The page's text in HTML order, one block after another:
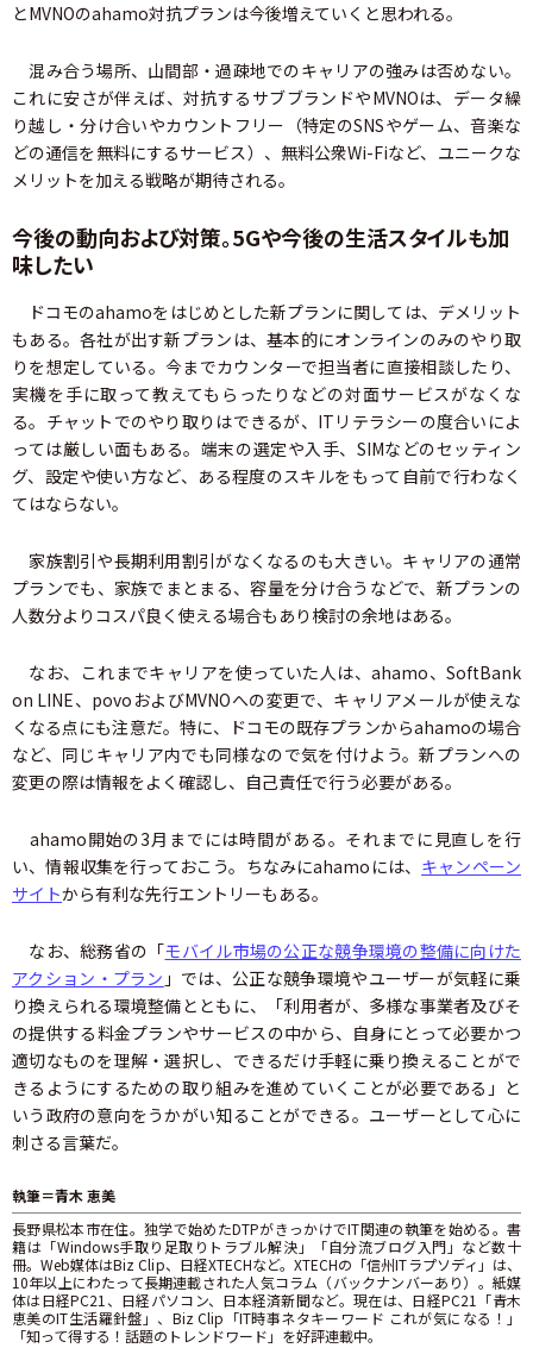
とMVNOのahamo対抗プランは今後増えていくと思われる。
混み合う場所、山間部・過疎地でのキャリアの強みは否めない。
これに安さが伴えば、対抗するサブブランドやMVNOは、データ繰
り越し・分け合いやカウントフリー（特定のSNSやゲーム、音楽な
どの通信を無料にするサービス）、無料公衆Wi-Fiなど、ユニークな
メリットを加える戦略が期待される。
今後の動向および対策。5Gや今後の生活スタイルも加
味したい
ドコモのahamoをはじめとした新プランに関しては、デメリット
もある。各社が出す新プランは、基本的にオンラインのみのやり取
りを想定している。今までカウンターで担当者に直接相談したり、
実機を手に取って教えてもらったりなどの対面サービスがなくな
る。チャットでのやり取りはできるが、ITリテラシーの度合いによ
っては厳しい面もある。端末の選定や入手、SIMなどのセッティン
グ、設定や使い方など、ある程度のスキルをもって自前で行わなく
てはならない。
家族割引や長期利用割引がなくなるのも大きい。キャリアの通常
プランでも、家族でまとまる、容量を分け合うなどで、新プランの
人数分よりコスパ良く使える場合もあり検討の余地はある。
なお、これまでキャリアを使っていた人は、ahamo、SoftBank
on LINE、povoおよびMVNOへの変更で、キャリアメールが使えな
くなる点にも注意だ。特に、ドコモの既存プランからahamoの場合
など、同じキャリア内でも同様なので気を付けよう。新プランへの
変更の際は情報をよく確認し、自己責任で行う必要がある。
ahamo開始の3月までには時間がある。それまでに見直しを行
い、情報収集を行っておこう。ちなみにahamoには、 キャンペーン
サイトから有利な先行エントリーもある。
なお、総務省の「モバイル市場の公正な競争環境の整備に向けた
アクション・プラン 」では、公正な競争環境やユーザーが気軽に乗
り換えられる環境整備とともに、「利用者が、多様な事業者及びそ
の提供する料金プランやサービスの中から、自身にとって必要かつ
適切なものを理解・選択し、できるだけ手軽に乗り換えることがで
きるようにするための取り組みを進めていくことが必要である」と
いう政府の意向をうかがい知ることができる。ユーザーとして心に
刺さる言葉だ。
執筆＝青木 恵美
長野県松本市在住。独学で始めたDTPがきっかけでIT関連の執筆を始める。書
籍は「Windows手取り足取りトラブル解決」「自分流ブログ入門」など数十
冊。Web媒体はBiz Clip、日経XTECHなど。XTECHの「信州ITラプソディ」は、
10年以上にわたって長期連載された人気コラム（バックナンバーあり）。紙媒
体は日経PC21、日経パソコン、日本経済新聞など。現在は、日経PC21「青木
恵美のIT生活羅針盤」、Biz Clip「IT時事ネタキーワード これが気になる！」
「知って得する！話題のトレンドワード」を好評連載中。